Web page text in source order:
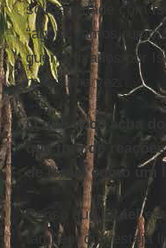
solidariedade com
“agora vamos rumo
guerra fixados por
mais uma vez.
O que você acha
que tipo de
de Israel como um
Penso que Israel
também que esteja